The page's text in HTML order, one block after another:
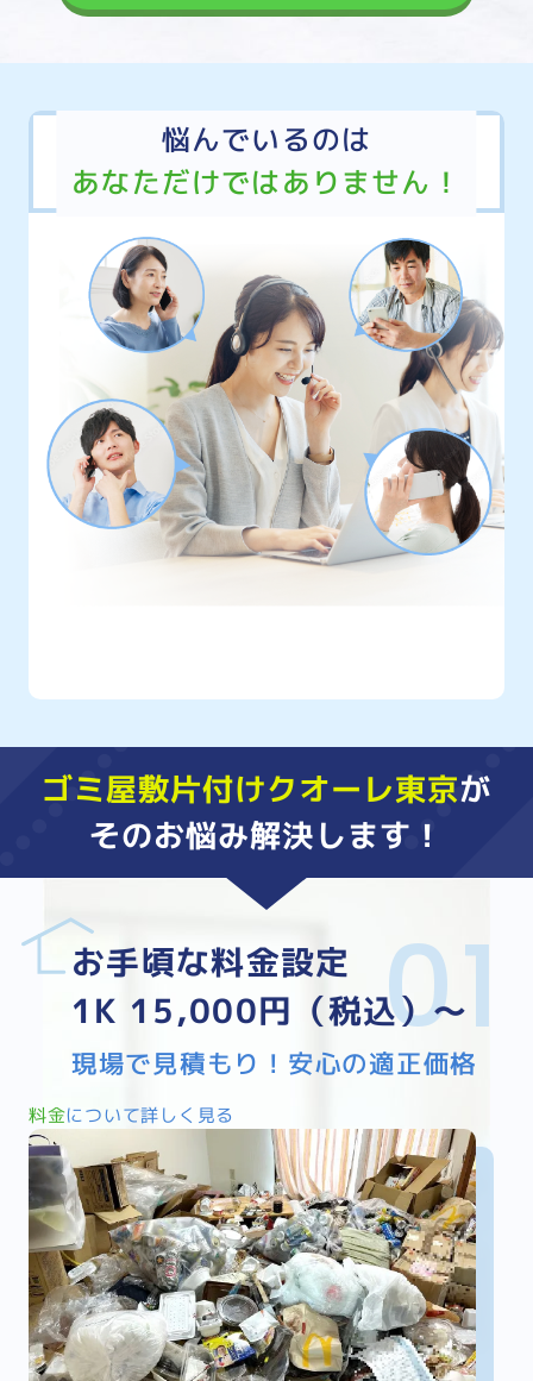
悩んでいるのは
あなただけではありません！
ゴミ屋敷片付けクオーレ東京が
そのお悩み解決します！
お手頃な料金設定
1K 15,000円（税込）～
現場で見積もり！安心の適正価格
料金について詳しく見る